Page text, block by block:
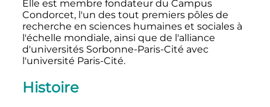
Elle est membre fondateur du Campus
Condorcet, l'un des tout premiers pôles de
recherche en sciences humaines et sociales à
l'échelle mondiale, ainsi que de l'alliance
d'universités Sorbonne-Paris-Cité avec
l'université Paris-Cité.
Histoire